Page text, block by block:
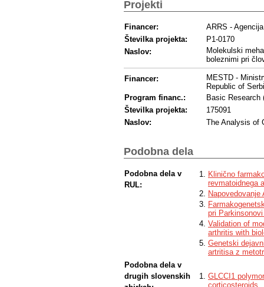
Projekti
Financer:
ARRS -
Številka projekta:
P1-0170
Naslov:
Molekulski
boleznimi pri
Financer:
MESTD -
Republic of
Program financ.:
Basic Research
Številka projekta:
175091
Naslov:
The Analysis of
Podobna dela
Podobna dela v
RUL:
Klinično
revmatoidnega
pri
Validation of
arthritis with
Genetski
artritisa z
Podobna dela v
drugih slovenskih
GLCCI1
corticosteroids